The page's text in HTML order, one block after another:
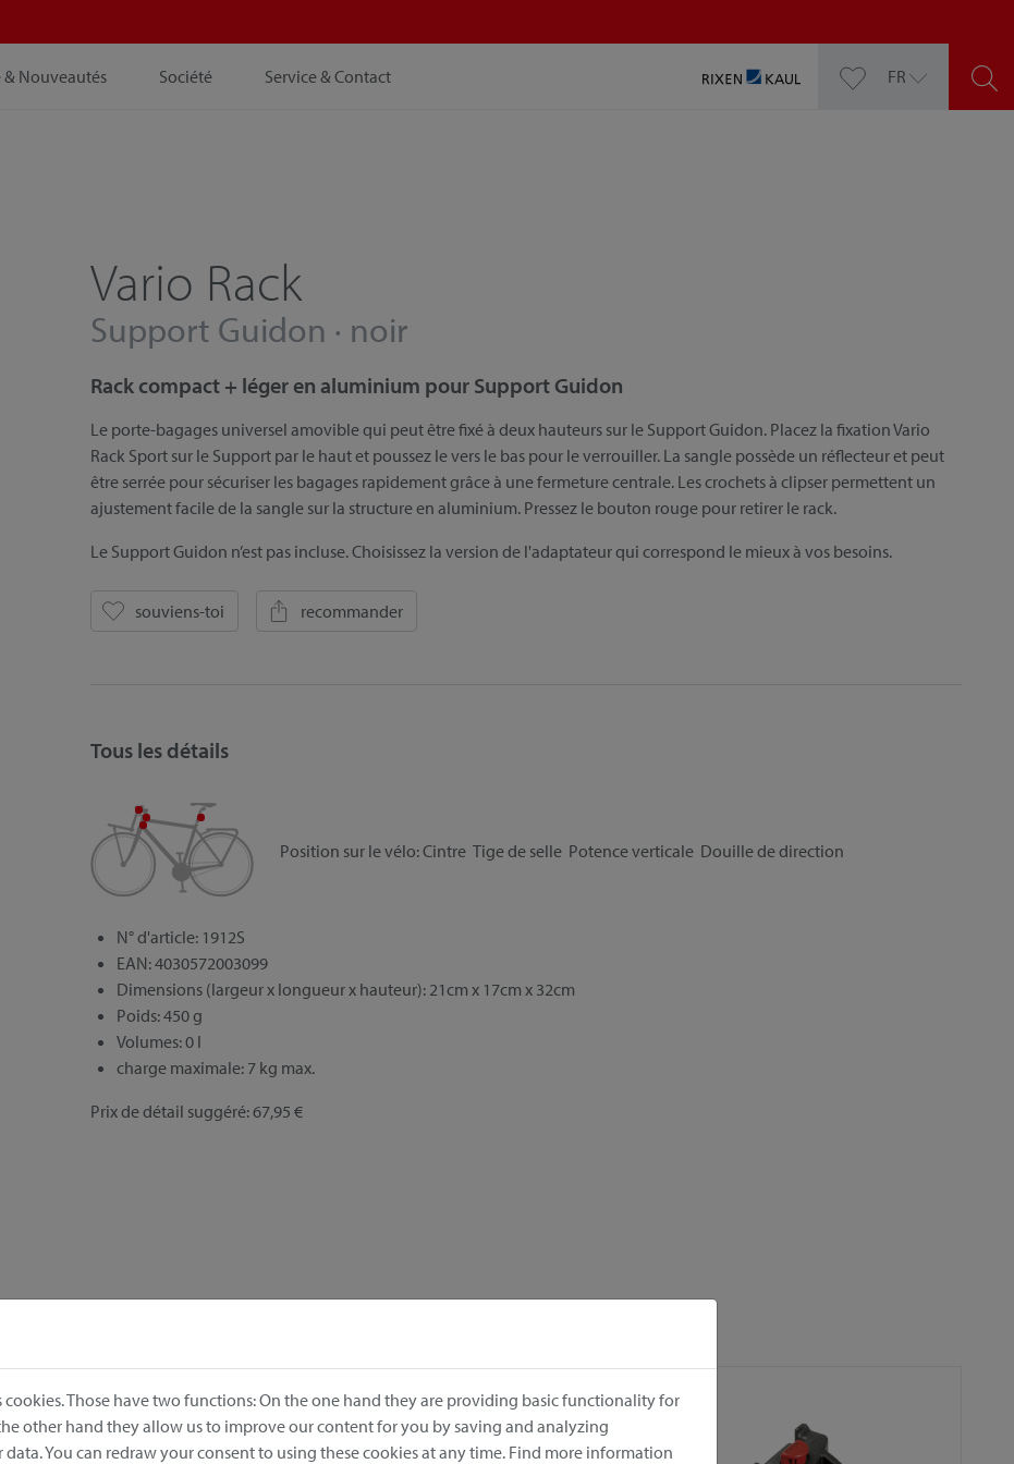
Nouveautés Société Service & Contact FR
Vario Rack
Support Guidon · noir
Rack compact + léger en aluminium pour Support Guidon
Le porte-bagages universel amovible qui peut être fixé à deux hauteurs sur le Support Guidon. Placez la fixation Vario
Rack Sport sur le Support par le haut et poussez le vers le bas pour le verrouiller. La sangle possède un réflecteur et peut
être serrée pour sécuriser les bagages rapidement grâce à une fermeture centrale. Les crochets à clipser permettent un
ajustement facile de la sangle sur la structure en aluminium. Pressez le bouton rouge pour retirer le rack.
Le Support Guidon n’est pas incluse. Choisissez la version de l'adaptateur qui correspond le mieux à vos besoins.
souviens-toi recommander
Tous les détails
Position sur le vélo:Cintre Tige de selle Potence verticale Douille de direction
N° d'article: 1912S
EAN: 4030572003099
Dimensions (largeur x longueur x hauteur): 21cm x 17cm x 32cm
Poids: 450 g
Volumes: 0 l
charge maximale: 7 kg max.
Prix de détail suggéré: 67,95 €
cookies. Those have two functions: On the one hand they are providing basic functionality for
other hand they allow us to improve our content for you by saving and analyzing
You can redraw your consent to using these cookies at any time. Find more information